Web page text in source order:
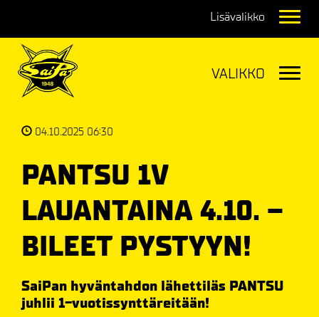
04.10.2025 06:30
PANTSU 1V
LAUANTAINA 4.10. –
BILEET PYSTYYN!
SaiPan hyväntahdon lähettiläs PANTSU
juhlii 1-vuotissynttäreitään!